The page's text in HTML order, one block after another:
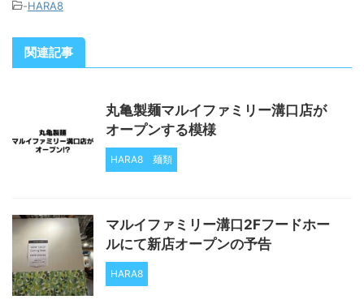
-HARA8
関連記事
丸亀製麺マルイファミリー溝口店が
オープンする模様
HARA8 麺類
マルイファミリー溝口2Fフードホー
ルにて新店オープンの予告
HARA8